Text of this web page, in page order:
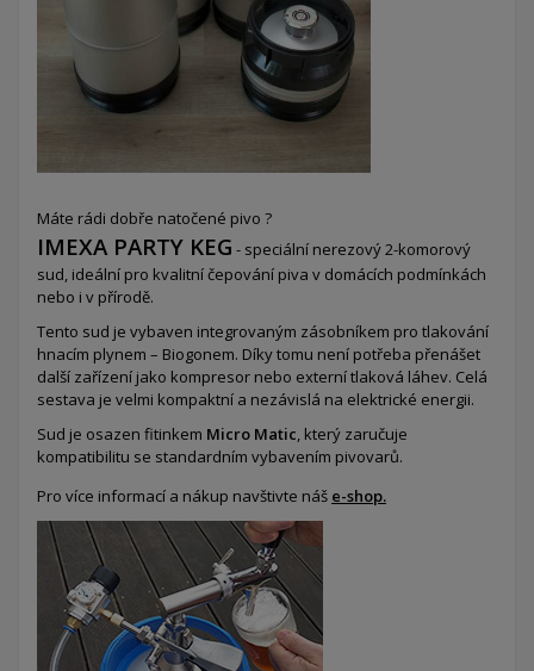
Máte rádi dobře natočené pivo ?
IMEXA PARTY KEG - speciální nerezový 2-komorový
sud, ideální pro kvalitní čepování piva v domácích podmínkách
nebo i v přírodě.
Tento sud je vybaven integrovaným zásobníkem pro tlakování
hnacím plynem – Biogonem. Díky tomu není potřeba přenášet
další zařízení jako kompresor nebo externí tlaková láhev. Celá
sestava je velmi kompaktní a nezávislá na elektrické energii.
Sud je osazen fitinkem Micro Matic, který zaručuje
kompatibilitu se standardním vybavením pivovarů.
Pro více informací a nákup navštivte náš e-shop.